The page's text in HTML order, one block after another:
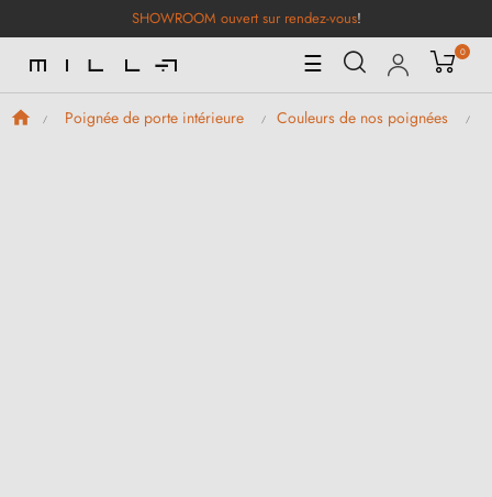
SHOWROOM ouvert sur rendez-vous!
Basculer
la
navigation
☰ 0
Poignée de porte intérieure Couleurs de nos poignées